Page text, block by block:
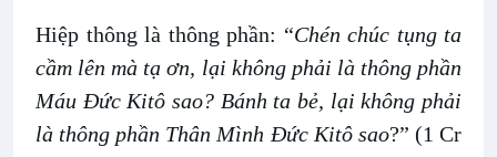
Hiệp thông là thông phần: “Chén chúc tụng ta
cầm lên mà tạ ơn, lại không phải là thông phần
Máu Đức Kitô sao? Bánh ta bẻ, lại không phải
là thông phần Thân Mình Đức Kitô sao?” (1 Cr